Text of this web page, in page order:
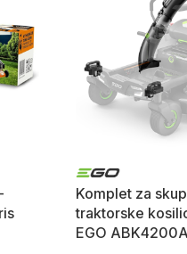
Komplet za
traktorske
EGO ABK4200A